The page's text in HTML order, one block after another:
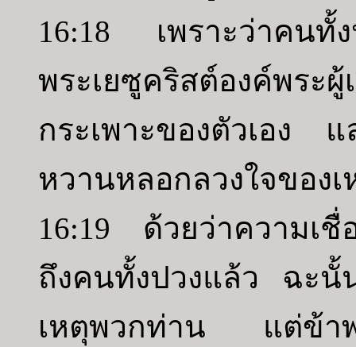
16:18 เพราะว่าคนทั้
พระเยซูคริสต์องค์พระ
กระเพาะของตัวเอง
หวานหลอกลวงใจของ
16:19 ด้วยว่าความเชื่
ถึงคนทั้งปวงแล้ว ฉะนั้
เหตุพวกท่าน แต่ข้าพ